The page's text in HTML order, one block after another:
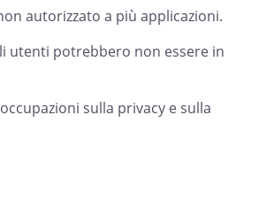
autorizzato a più applicazioni.
utenti potrebbero non essere in
sulla privacy e sulla